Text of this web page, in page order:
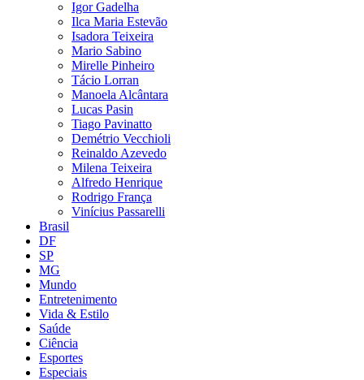
Igor Gadelha
Ilca Maria Estevão
Isadora Teixeira
Mario Sabino
Mirelle Pinheiro
Tácio Lorran
Manoela Alcântara
Lucas Pasin
Tiago Pavinatto
Demétrio Vecchioli
Reinaldo Azevedo
Milena Teixeira
Alfredo Henrique
Rodrigo França
Vinícius Passarelli
Brasil
DF
SP
MG
Mundo
Entretenimento
Vida & Estilo
Saúde
Ciência
Esportes
Especiais